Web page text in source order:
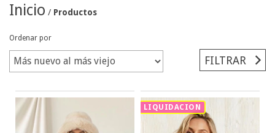
Inicio / Productos
Ordenar por
FILTRAR
LIQUIDACION